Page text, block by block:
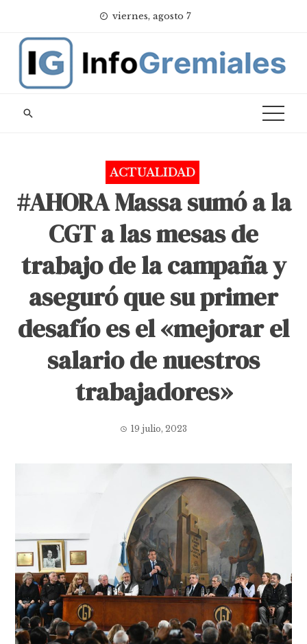
content
viernes, agosto 7
ACTUALIDAD
#AHORA Massa sumó a la
CGT a las mesas de
trabajo de la campaña y
aseguró que su primer
desafío es el «mejorar el
salario de nuestros
trabajadores»
19 julio, 2023